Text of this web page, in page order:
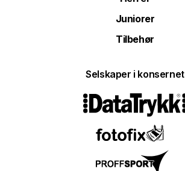
Juniorer
Tilbehør
Selskaper i konsernet